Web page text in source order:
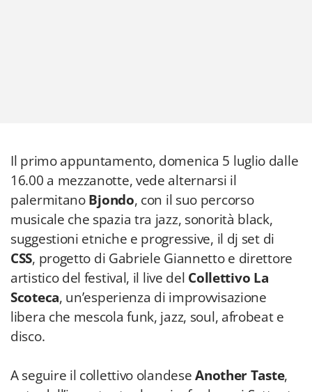
Il primo appuntamento, domenica 5 luglio dalle
16.00 a mezzanotte, vede alternarsi il
palermitanoBjondo, con il suo percorso
musicale che spazia tra jazz, sonorità black,
suggestioni etniche e progressive, il dj set di
CSS, progetto di Gabriele Giannetto e direttore
artistico del festival, il live del Collettivo La
Scoteca, un’esperienza di improvvisazione
libera che mescola funk, jazz, soul, afrobeat e
disco.
A seguire il collettivo olandeseAnother Taste,